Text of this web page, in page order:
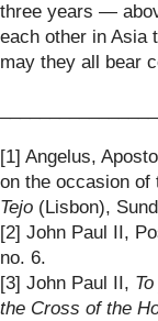
three years —
each other in Asia
may they all bear
[1] Angelus,
on the occasion of
Tejo(Lisbon),
[2] John Paul II,
no. 6.
[3] John Paul II,
the Cross of the